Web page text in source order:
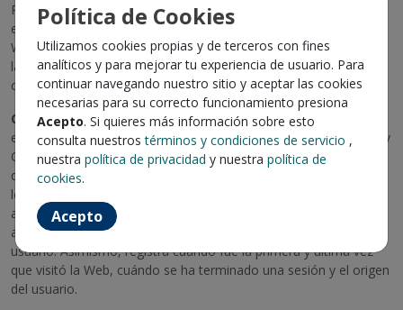
Plus para que el usuario pueda compartir contenidos de la Web
en las citadas redes sociales, o bien para facilitar el registro en la
Web, de forma que con los datos de los usuarios han facilitado
las redes sociales puedan cumplimentar directamente los
campos del formulario de registro en la Web.
Cookies para la medición del tráfico en los Portales:
el Titular utiliza cookies de Google Analitycs, Nielsen Netratings y
Certifica Metric para recopilar datos estadísticos de la actividad
de los usuarios en el sitioWeb y, de este modo, poder mejorar
los servicios prestados a los usuarios. Estas cookies permiten
analizar el tráfico de usuarios generando un ID de usuario
anónimo que se utiliza para medir cuántas veces visita el Sitio un
usuario. Asimismo, registra cuándo fue la primera y última vez
que visitó la Web, cuándo se ha terminado una sesión y el origen
del usuario.
Política de Cookies
Utilizamos cookies propias y de terceros con fines
analíticos y para mejorar tu experiencia de usuario. Para
continuar navegando nuestro sitio y aceptar las cookies
necesarias para su correcto funcionamiento presiona
Acepto. Si quieres más información sobre esto
consulta nuestrostérminos y condiciones de servicio ,
nuestra política de privacidad y nuestra política de
cookies.
Acepto